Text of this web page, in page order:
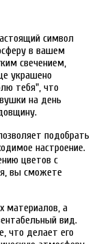
символ
в вашем
свечением,
украшено
тебя", что
на день
подобрать
настроение.
цветов с
вы сможете
материалов, а
вид.
что делает его